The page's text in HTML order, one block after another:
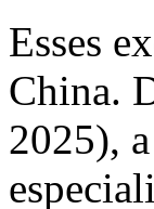
Esses
China.
2025),